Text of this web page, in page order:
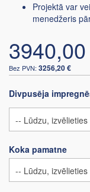
Projektā var
menedžeris
3256,20 €
Divpusēja
Koka pamatne